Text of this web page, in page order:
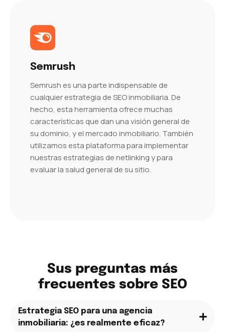
Semrush
Semrush es una parte indispensable de
cualquier estrategia de SEO inmobiliaria. De
hecho, esta herramienta ofrece muchas
características que dan una visión general de
su dominio, y el mercado inmobiliario. También
utilizamos esta plataforma para implementar
nuestras estrategias de netlinking y para
evaluar la salud general de su sitio.
Sus preguntas más
frecuentes sobre SEO
Estrategia SEO para una agencia
inmobiliaria: ¿es realmente eficaz?